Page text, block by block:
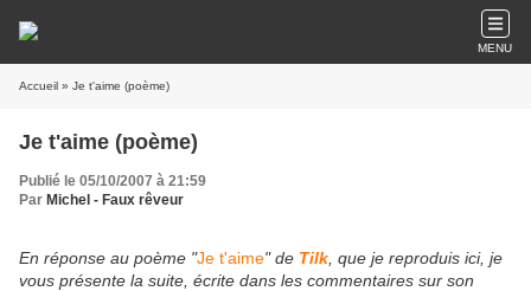
MENU
Accueil » Je t'aime (poème)
Je t'aime (poème)
Publié le 05/10/2007 à 21:59
Par Michel - Faux rêveur
En réponse au poème "Je t'aime" de Tilk , que je reproduis ici, je
vous présente la suite, écrite dans les commentaires sur son